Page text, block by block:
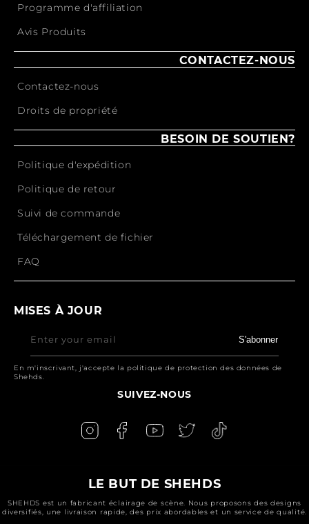
Programme d'affiliation
Avis Produits
CONTACTEZ-NOUS
Contactez-nous
Droits de propriété
BESOIN DE SOUTIEN?
Politique d'expédition
Politique de retour
Suivi de commande
Téléchargement de fichier
FAQ
MISES À JOUR
Enter your email S'abonner
En m'inscrivant, j'accepte la politique de protection des données de
Shehds.
SUIVEZ-NOUS
LE BUT DE SHEHDS
SHEHDS est un fabricant éclairage de scène. Nous proposons des designs
diversifiés, une livraison rapide, des prix abordables et un service de qualité.